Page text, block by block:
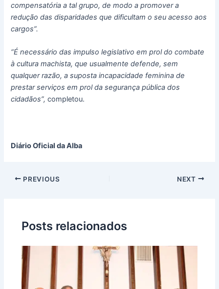
compensatória a tal grupo, de modo a promover a
redução das disparidades que dificultam o seu acesso aos
cargos”.
“É necessário das impulso legislativo em prol do combate
à cultura machista, que usualmente defende, sem
qualquer razão, a suposta incapacidade feminina de
prestar serviços em prol da segurança pública dos
cidadãos”, completou.
Diário Oficial da Alba
PREVIOUS NEXT
Posts relacionados